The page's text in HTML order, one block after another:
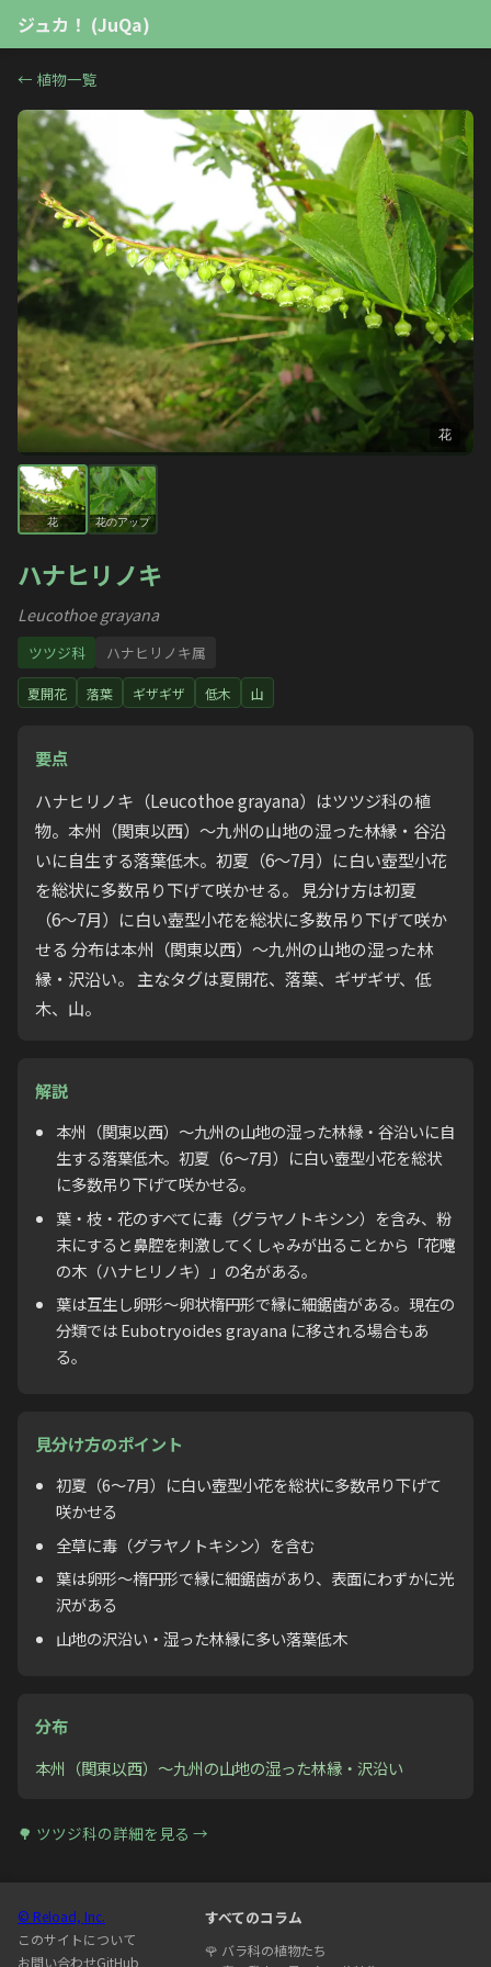
ジュカ！ (JuQa)
← 植物一覧
花
花 花のアップ
ハナヒリノキ
Leucothoe grayana
ツツジ科 ハナヒリノキ属
夏開花 落葉 ギザギザ 低木 山
要点
ハナヒリノキ（Leucothoe grayana）はツツジ科の植
物。本州（関東以西）〜九州の山地の湿った林縁・谷沿
いに自生する落葉低木。初夏（6〜7月）に白い壺型小花
を総状に多数吊り下げて咲かせる。 見分け方は初夏
（6〜7月）に白い壺型小花を総状に多数吊り下げて咲か
せる 分布は本州（関東以西）〜九州の山地の湿った林
縁・沢沿い。 主なタグは夏開花、落葉、ギザギザ、低
木、山。
解説
本州（関東以西）〜九州の山地の湿った林縁・谷沿いに自
生する落葉低木。初夏（6〜7月）に白い壺型小花を総状
に多数吊り下げて咲かせる。
葉・枝・花のすべてに毒（グラヤノトキシン）を含み、粉
末にすると鼻腔を刺激してくしゃみが出ることから「花嚏
の木（ハナヒリノキ）」の名がある。
葉は互生し卵形〜卵状楕円形で縁に細鋸歯がある。現在の
分類では Eubotryoides grayana に移される場合もあ
る。
見分け方のポイント
初夏（6〜7月）に白い壺型小花を総状に多数吊り下げて
咲かせる
全草に毒（グラヤノトキシン）を含む
葉は卵形〜楕円形で縁に細鋸歯があり、表面にわずかに光
沢がある
山地の沢沿い・湿った林縁に多い落葉低木
分布
本州（関東以西）〜九州の山地の湿った林縁・沢沿い
🌳 ツツジ科の詳細を見る →
© Reload, Inc.
このサイトについて
お問い合わせGitHub
すべてのコラム
🌹 バラ科の植物たち